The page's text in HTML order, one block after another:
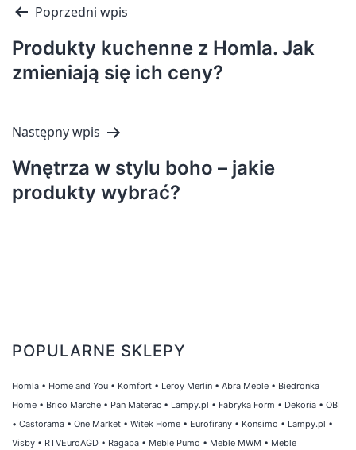
Nawigacja
wpisu
Poprzedni wpis
Produkty kuchenne z Homla. Jak
zmieniają się ich ceny?
Następny wpis
Wnętrza w stylu boho – jakie
produkty wybrać?
POPULARNE SKLEPY
Homla • Home and You • Komfort • Leroy Merlin • Abra Meble • Biedronka
Home • Brico Marche • Pan Materac • Lampy.pl • Fabryka Form • Dekoria • OBI
• Castorama • One Market • Witek Home • Eurofirany • Konsimo • Lampy.pl •
Visby • RTVEuroAGD • Ragaba • Meble Pumo • Meble MWM • Meble